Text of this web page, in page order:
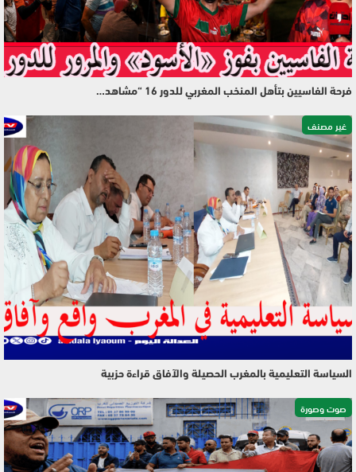
فرحة الفاسيين بتأهل المنخب المغربي للدور 16 “مشاهد…
غير مصنف
السياسة التعليمية بالمغرب الحصيلة والآفاق قراءة حزبية
صوت وصورة